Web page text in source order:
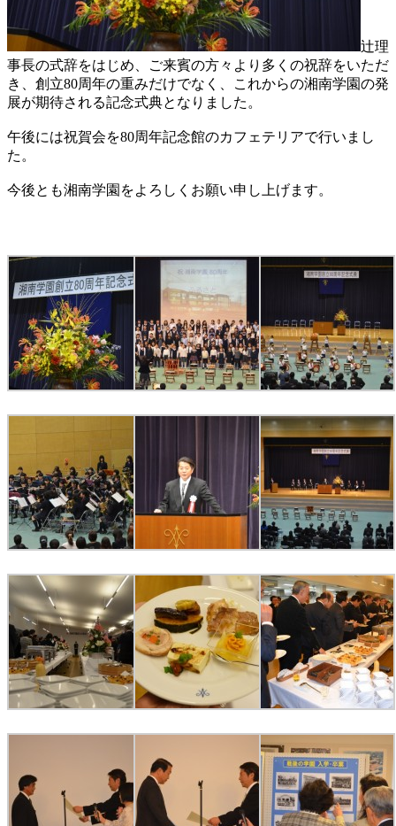
辻理
事長の式辞をはじめ、ご来賓の方々より多くの祝辞をいただ
き、創立80周年の重みだけでなく、これからの湘南学園の発
展が期待される記念式典となりました。
午後には祝賀会を80周年記念館のカフェテリアで行いまし
た。
今後とも湘南学園をよろしくお願い申し上げます。